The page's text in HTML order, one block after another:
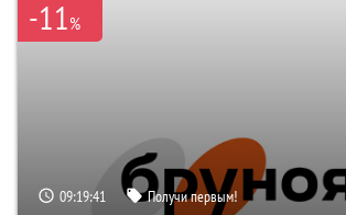
-11%
09:19:40 Получи первым!